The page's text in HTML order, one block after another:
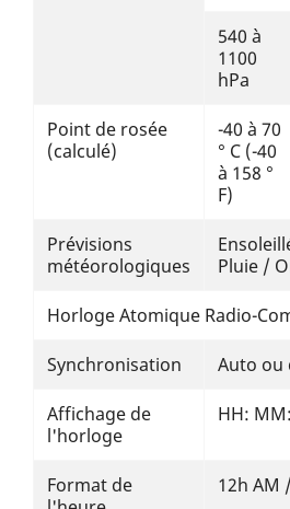
540 à
1100
hPa
Point de rosée
(calculé)
-40 à 70
° C (-40
à 158 °
F)
Prévisions
météorologiques
Pluie /
Horloge Atomique Radio-
Synchronisation Auto ou
Affichage de
l'horloge
HH:
Format de
12h AM